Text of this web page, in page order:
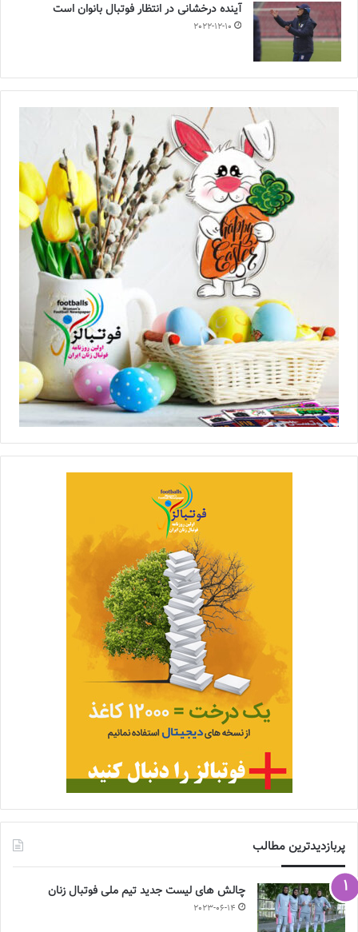
آینده درخشانی در انتظار فوتبال بانوان است
2022-12-10
پربازدیدترین مطالب
چالش هاى ليست جدید تيم ملى فوتبال زنان
2023-06-14